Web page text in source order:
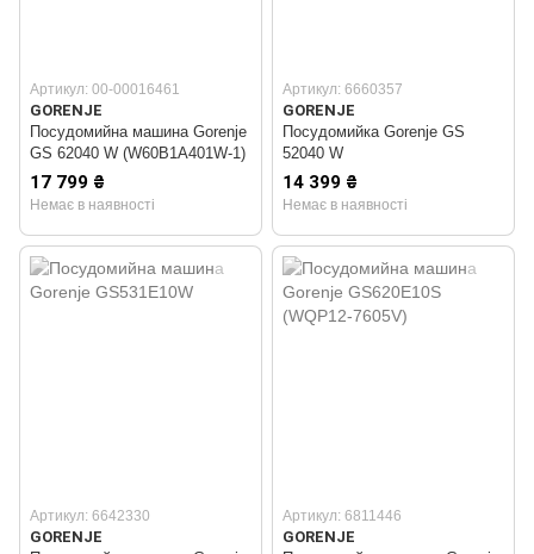
Артикул: 00-00016461
GORENJE
Посудомийна машина Gorenje
GS 62040 W (W60B1A401W-1)
17 799 ₴
Немає в наявності
Артикул: 6660357
GORENJE
Посудомийка Gorenje GS
52040 W
14 399 ₴
Немає в наявності
Артикул: 6642330
GORENJE
Артикул: 6811446
GORENJE